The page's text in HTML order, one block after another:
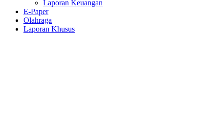
Laporan Keuangan
E-Paper
Olahraga
Laporan Khusus